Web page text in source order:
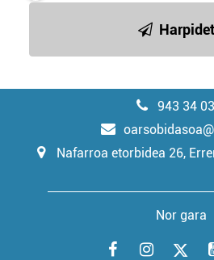
943 34
Nafarroa etorbidea 26,
Nor gara